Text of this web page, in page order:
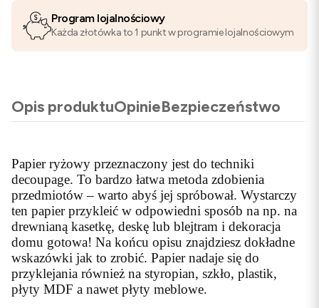
Program lojalnościowy
Każda złotówka to 1 punkt w programie lojalnościowym
Opis produktuOpinieBezpieczeństwo
Papier ryżowy przeznaczony jest do techniki
decoupage. To bardzo łatwa metoda zdobienia
przedmiotów – warto abyś jej spróbował. Wystarczy
ten papier przykleić w odpowiedni sposób na np. na
drewnianą kasetkę, deskę lub blejtram i dekoracja
domu gotowa! Na końcu opisu znajdziesz dokładne
wskazówki jak to zrobić. Papier nadaje się do
przyklejania również na styropian, szkło, plastik,
płyty MDF a nawet płyty meblowe.